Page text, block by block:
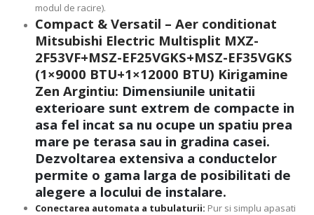
modul de racire).
Compact & Versatil – Aer conditionat
Mitsubishi Electric Multisplit MXZ-
2F53VF+MSZ-EF25VGKS+MSZ-EF35VGKS
(1×9000 BTU+1×12000 BTU) Kirigamine
Zen Argintiu: Dimensiunile unitatii
exterioare sunt extrem de compacte in
asa fel incat sa nu ocupe un spatiu prea
mare pe terasa sau in gradina casei.
Dezvoltarea extensiva a conductelor
permite o gama larga de posibilitati de
alegere a locului de instalare.
Conectarea automata a tubulaturii: Pur si simplu apasati